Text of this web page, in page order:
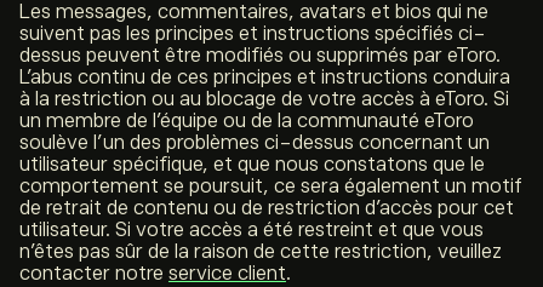
Les messages, commentaires, avatars et bios qui ne
suivent pas les principes et instructions spécifiés ci-
dessus peuvent être modifiés ou supprimés par eToro.
L’abus continu de ces principes et instructions conduira
à la restriction ou au blocage de votre accès à eToro. Si
un membre de l’équipe ou de la communauté eToro
soulève l’un des problèmes ci-dessus concernant un
utilisateur spécifique, et que nous constatons que le
comportement se poursuit, ce sera également un motif
de retrait de contenu ou de restriction d’accès pour cet
utilisateur. Si votre accès a été restreint et que vous
n’êtes pas sûr de la raison de cette restriction, veuillez
contacter notre service client.